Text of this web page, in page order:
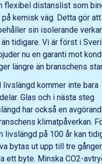
flexibel distanslist som
kemisk väg. Detta gör att
sin isolerande
tidigare. Vi är först i
nu en garanti mot
längre än branschens
kommer inte bara
Glas och i nästa steg
har också en
klimatpåverkan.
livslängd på 100 år kan
bytas ut upp till tre
ett byte. Minska CO2-